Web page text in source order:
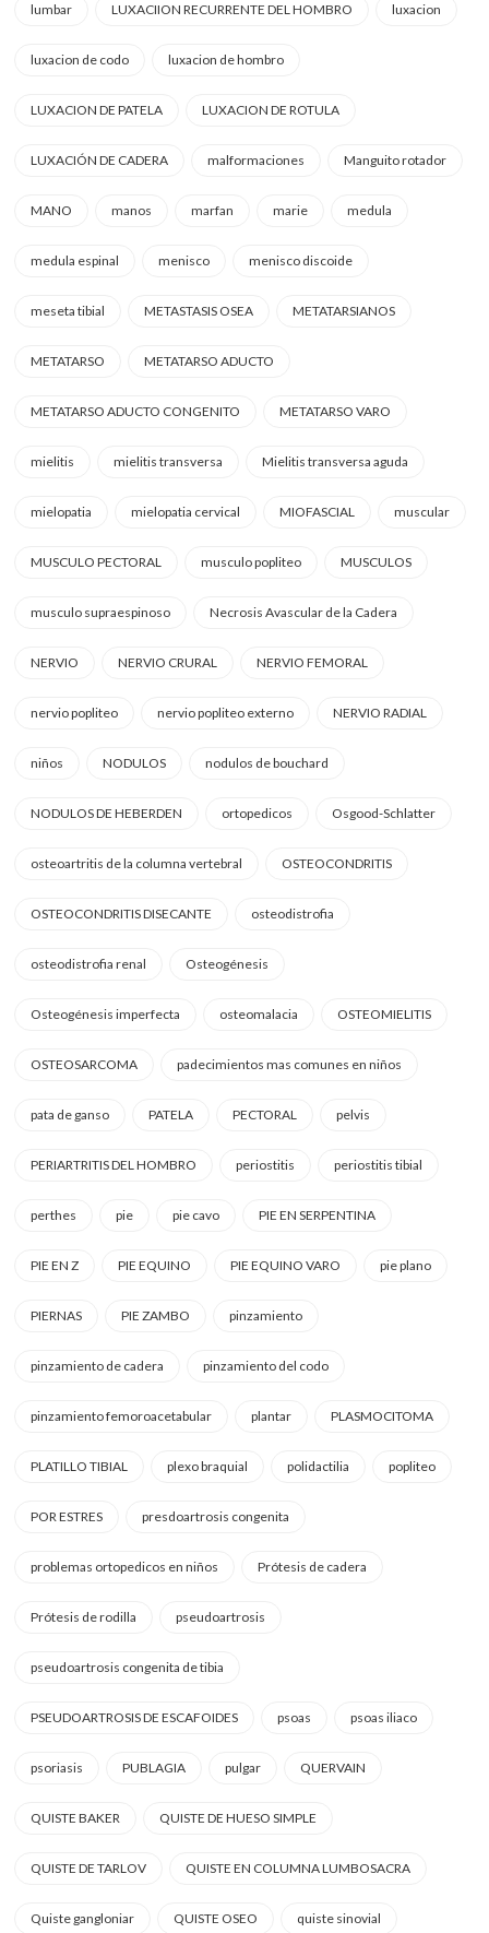
lumbar LUXACIION RECURRENTE DEL HOMBRO luxacion
luxacion de codo luxacion de hombro
LUXACION DE PATELA LUXACION DE ROTULA
LUXACIÓN DE CADERA malformaciones Manguito rotador
MANO manos marfan marie medula
medula espinal menisco menisco discoide
meseta tibial METASTASIS OSEA METATARSIANOS
METATARSO METATARSO ADUCTO
METATARSO ADUCTO CONGENITO METATARSO VARO
mielitis mielitis transversa Mielitis transversa aguda
mielopatia mielopatia cervical MIOFASCIAL muscular
MUSCULO PECTORAL musculo popliteo MUSCULOS
musculo supraespinoso Necrosis Avascular de la Cadera
NERVIO NERVIO CRURAL NERVIO FEMORAL
nervio popliteo nervio popliteo externo NERVIO RADIAL
niños NODULOS nodulos de bouchard
NODULOS DE HEBERDEN ortopedicos Osgood-Schlatter
osteoartritis de la columna vertebral OSTEOCONDRITIS
OSTEOCONDRITIS DISECANTE osteodistrofia
osteodistrofia renal Osteogénesis
Osteogénesis imperfecta osteomalacia OSTEOMIELITIS
OSTEOSARCOMA padecimientos mas comunes en niños
pata de ganso PATELA PECTORAL pelvis
PERIARTRITIS DEL HOMBRO periostitis periostitis tibial
perthes pie pie cavo PIE EN SERPENTINA
PIE EN Z PIE EQUINO PIE EQUINO VARO pie plano
PIERNAS PIE ZAMBO pinzamiento
pinzamiento de cadera pinzamiento del codo
pinzamiento femoroacetabular plantar PLASMOCITOMA
PLATILLO TIBIAL plexo braquial polidactilia popliteo
POR ESTRES presdoartrosis congenita
problemas ortopedicos en niños Prótesis de cadera
Prótesis de rodilla pseudoartrosis
pseudoartrosis congenita de tibia
PSEUDOARTROSIS DE ESCAFOIDES psoas psoas iliaco
psoriasis PUBLAGIA pulgar QUERVAIN
QUISTE BAKER QUISTE DE HUESO SIMPLE
QUISTE DE TARLOV QUISTE EN COLUMNA LUMBOSACRA
Quiste gangloniar QUISTE OSEO quiste sinovial